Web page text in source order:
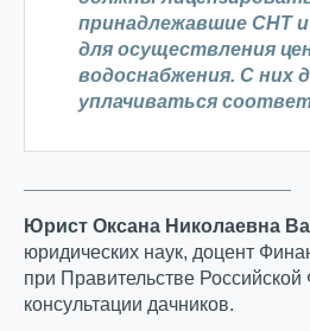
принадлежавшие СНТ
для осуществления
водоснабжения. С них
уплачиваться
Юрист Оксана Николаевна
юридических наук, доцент
при Правительстве
консультации дачников.